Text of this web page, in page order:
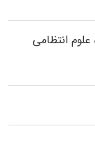
انتظامی